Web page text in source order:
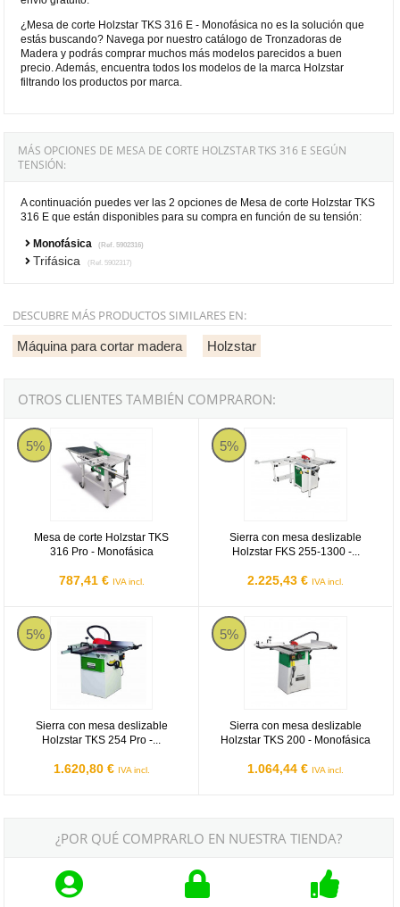
¿Mesa de corte Holzstar TKS 316 E - Monofásica no es la solución que
estás buscando? Navega por nuestro catálogo de Tronzadoras de
Madera y podrás comprar muchos más modelos parecidos a buen
precio. Además, encuentra todos los modelos de la marca Holzstar
filtrando los productos por marca.
MÁS OPCIONES DE MESA DE CORTE HOLZSTAR TKS 316 E SEGÚN
TENSIÓN:
A continuación puedes ver las 2 opciones de Mesa de corte Holzstar TKS
316 E que están disponibles para su compra en función de su tensión:
Monofásica (Ref. 5902316)
Trifásica (Ref. 5902317)
DESCUBRE MÁS PRODUCTOS SIMILARES EN:
Máquina para cortar madera Holzstar
OTROS CLIENTES TAMBIÉN COMPRARON:
5%
Mesa de corte Holzstar TKS
316 Pro - Monofásica
787,41 € IVA incl.
Mesa de corte Holzstar TKS 316 Pro - Monofásica
5%
Sierra con mesa deslizable
Holzstar FKS 255-1300 -...
2.225,43 € IVA incl.
Sierra con mesa deslizable
5%
Sierra con mesa deslizable
Holzstar TKS 254 Pro -...
1.620,80 € IVA incl.
Sierra con mesa deslizable Holzstar TKS 254 Pro - Monofásica
5%
Sierra con mesa deslizable
Holzstar TKS 200 - Monofásica
1.064,44 € IVA incl.
Sierra con mesa deslizable
¿POR QUÉ COMPRARLO EN NUESTRA TIENDA?